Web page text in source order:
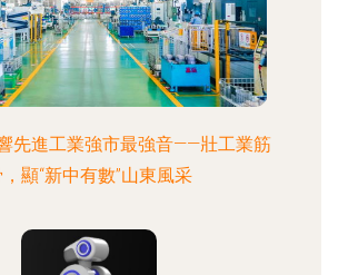
先進工業強市最強音——壯工業筋
顯“新中有數”山東風采